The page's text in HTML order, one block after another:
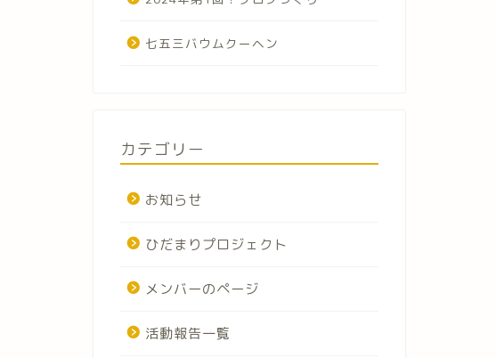
七五三バウムクーヘン
カテゴリー
お知らせ
ひだまりプロジェクト
メンバーのページ
活動報告一覧